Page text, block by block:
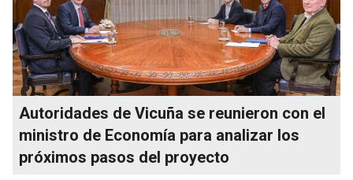
Autoridades de Vicuña se reunieron con el
ministro de Economía para analizar los
próximos pasos del proyecto